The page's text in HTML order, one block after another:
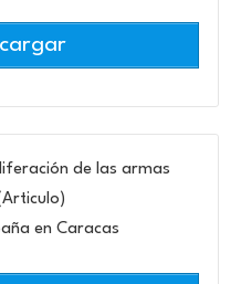
de las armas
en Caracas